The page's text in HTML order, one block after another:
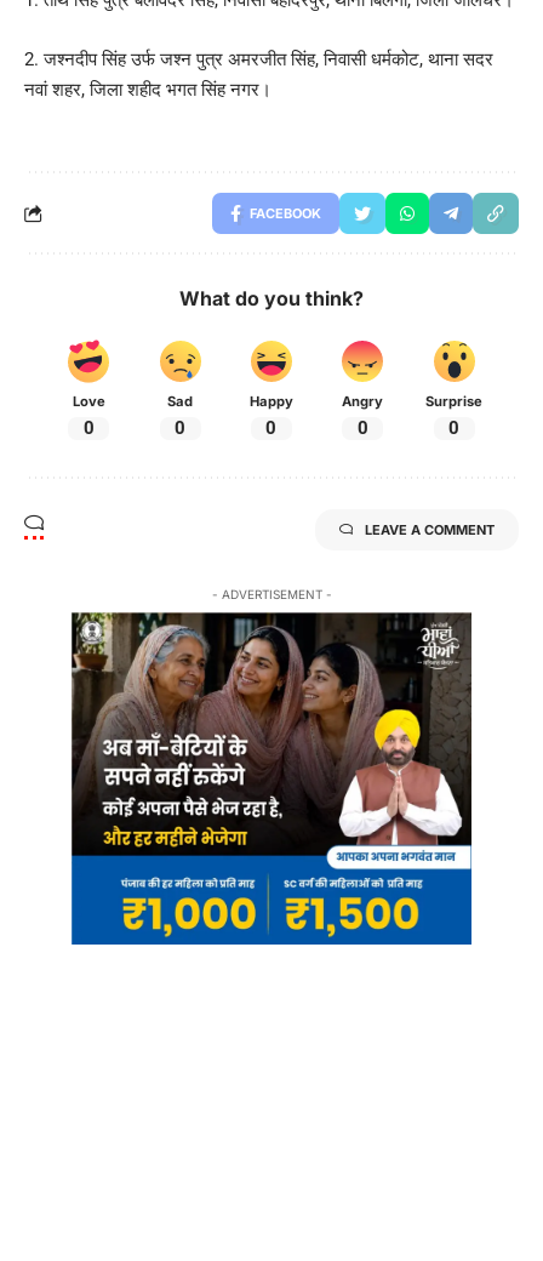
2. जश्नदीप सिंह उर्फ जश्न पुत्र अमरजीत सिंह, निवासी धर्मकोट, थाना सदर
नवां शहर, जिला शहीद भगत सिंह नगर।
FACEBOOK
What do you think?
Love
0
Sad
0
Happy
0
Angry
0
Surprise
0
LEAVE A COMMENT
- ADVERTISEMENT -